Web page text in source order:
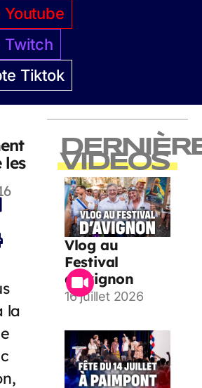
Twitch
Tiktok
les
la
VIDEOS
Vlog au
Festival
d’Avignon
16 juillet 2026